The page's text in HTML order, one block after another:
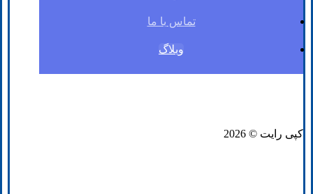
تماس با ما
وبلاگ
کپی رایت © 2026